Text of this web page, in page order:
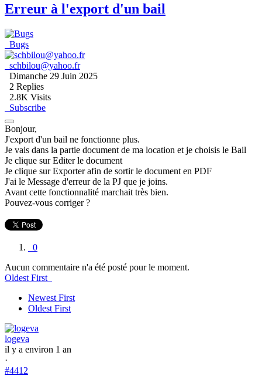
Erreur à l'export d'un bail
Bugs
schbilou@yahoo.fr
Dimanche 29 Juin 2025
2 Replies
2.8K Visits
Subscribe
Bonjour,
J'export d'un bail ne fonctionne plus.
Je vais dans la partie document de ma location et je choisis le Bail
Je clique sur Editer le document
Je clique sur Exporter afin de sortir le document en PDF
J'ai le Message d'erreur de la PJ que je joins.
Avant cette fonctionnalité marchait très bien.
Pouvez-vous corriger ?
0
Aucun commentaire n'a été posté pour le moment.
Oldest First
Newest First
Oldest First
logeva
il y a environ 1 an
·
#4412